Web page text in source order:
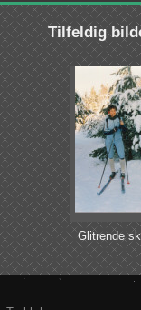
Tilfeldig
Glitrende